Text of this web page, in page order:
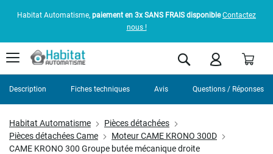
Habitat Automatisme, paiement en 3x SANS FRAIS disponible Contactez
nous !
Rechercher
Habitat Automatisme
Pièces détachées
Pièces détachées Came
Moteur CAME KRONO 300D
CAME KRONO 300 Groupe butée mécanique droite
Description Fiches techniques Avis Questions / Réponses